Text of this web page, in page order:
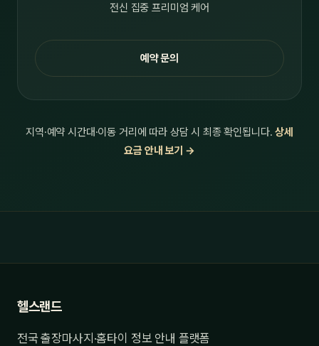
전신 집중 프리미엄 케어
예약 문의
지역·예약 시간대·이동 거리에 따라 상담 시 최종 확인됩니다.상세
요금 안내 보기 →
헬스랜드
전국 출장마사지·홈타이 정보 안내 플랫폼